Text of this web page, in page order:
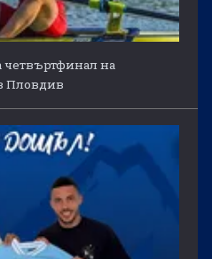
четвъртфинал на
Пловдив